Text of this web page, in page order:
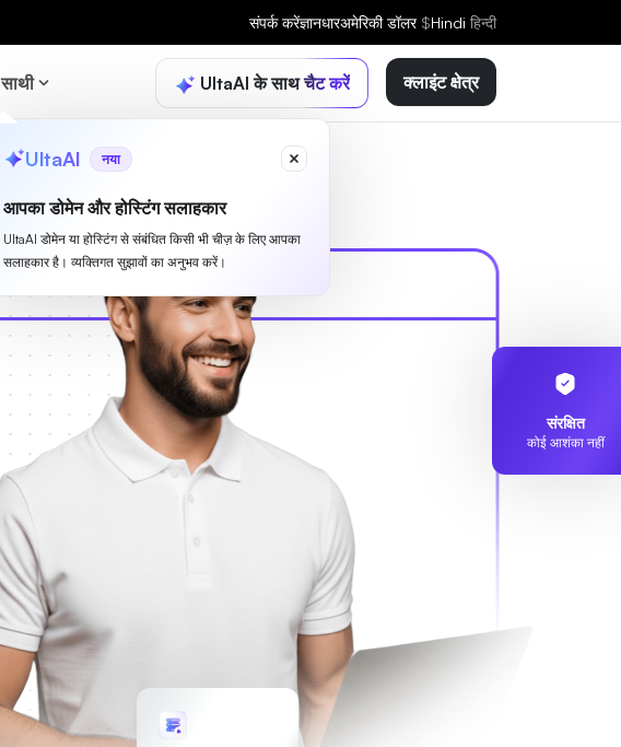
संपर्क करेंज्ञानधारअमेरिकी डॉलर $Hindi हिन्दी
साथी UltaAI के साथ चैट करें
UltaAI नया
आपका डोमेन और होस्टिंग सलाहकार
UltaAI डोमेन या होस्टिंग से संबंधित किसी भी चीज़ के लिए आपका
सलाहकार है। व्यक्तिगत सुझावों का अनुभव करें।
क्लाइंट क्षेत्र
संरक्षित
कोई आशंका नहीं